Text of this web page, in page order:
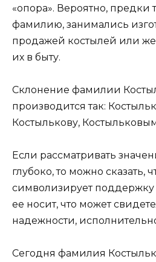
«опора». Вероятно, предки
фамилию, занимались
продажей костылей или
их в быту.
Склонение фамилии
производится так:
Костылькову,
Если рассматривать
глубоко, то можно сказать,
символизирует поддержку
ее носит, что может
надежности,
Сегодня фамилия